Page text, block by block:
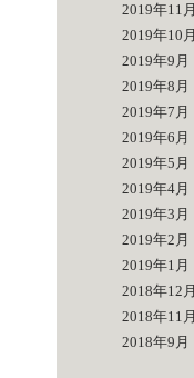
2019年11月
2019年10月
2019年9月
2019年8月
2019年7月
2019年6月
2019年5月
2019年4月
2019年3月
2019年2月
2019年1月
2018年12月
2018年11月
2018年9月